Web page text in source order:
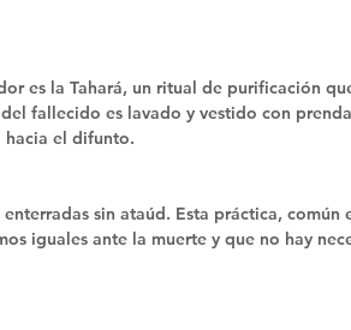
es la Tahará, un ritual de purificación
fallecido es lavado y vestido con
hacia el difunto.
sin ataúd. Esta práctica, común
iguales ante la muerte y que no hay